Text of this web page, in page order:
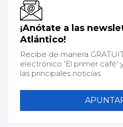
¡Anótate a las
Atlántico!
Recibe de manera
electrónico 'El primer café'
las principales noticias.